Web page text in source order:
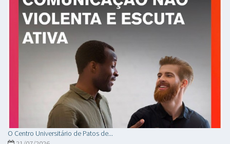
O Centro Universitário de Patos de...